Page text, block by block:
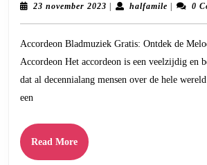
23 november 2023 23
halfamilehalfamile
0
Accordeon Bladmuziek Gratis: Ontdek de
Accordeon Het accordeon is een veelzijdig en
dat al decennialang mensen over de hele
een
Read MoreRead
More